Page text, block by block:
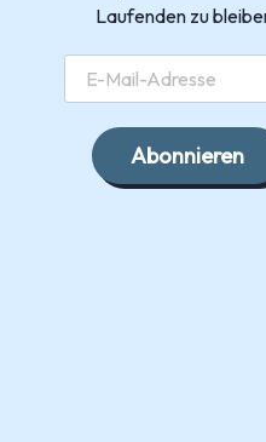
Laufenden zu
Abonnieren